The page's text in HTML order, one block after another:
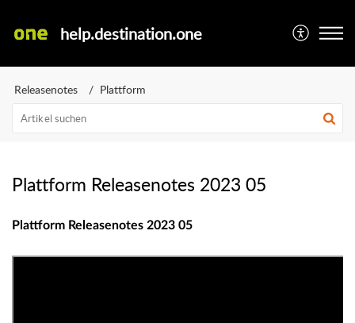
help.destination.one
Releasenotes Plattform
Plattform Releasenotes 2023 05
Plattform Releasenotes 2023 05